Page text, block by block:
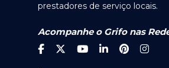
prestadores de serviço locais.
Acompanhe o Grifo nas